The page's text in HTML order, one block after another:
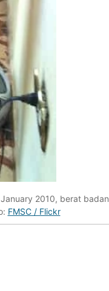
2010, berat badan
FMSC / Flickr